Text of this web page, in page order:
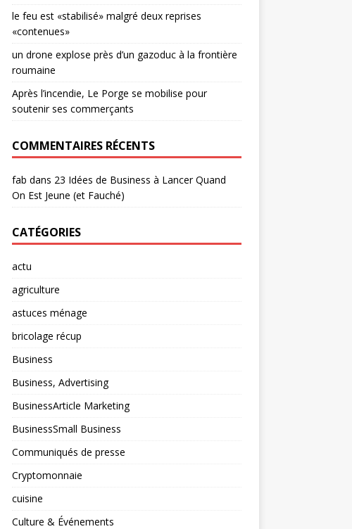
le feu est «stabilisé» malgré deux reprises
«contenues»
un drone explose près d’un gazoduc à la frontière
roumaine
Après l’incendie, Le Porge se mobilise pour
soutenir ses commerçants
COMMENTAIRES RÉCENTS
fab dans 23 Idées de Business à Lancer Quand
On Est Jeune (et Fauché)
CATÉGORIES
actu
agriculture
astuces ménage
bricolage récup
Business
Business, Advertising
BusinessArticle Marketing
BusinessSmall Business
Communiqués de presse
Cryptomonnaie
cuisine
Culture & Événements